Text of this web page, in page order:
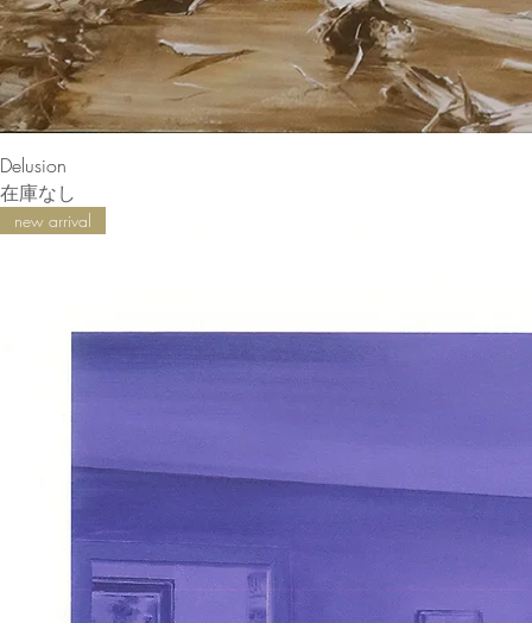
Delusion
在庫なし
new arrival